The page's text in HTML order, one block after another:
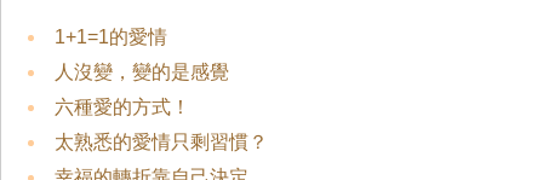
1+1=1的愛情
人沒變，變的是感覺
六種愛的方式！
太熟悉的愛情只剩習慣？